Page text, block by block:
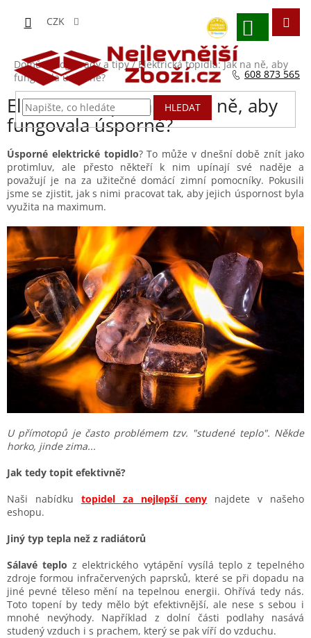
obsah
CZK
HLEDAT
NÁKUPNÍ
KOŠÍK
Domů / Blog - rady a tipy / Elektrická topidla: Jak na ně, aby
fungovala úsporně?
Elektrická topidla: Jak na ně, aby
fungovala úsporně?
Úsporné elektrické topidlo? To může v dnešní době znít jako
protimluv, ale přesto někteří k nim upínají své naděje a
považují je na za užitečné domácí zimní pomocníky. Pokusili
jsme se zjistit, jak s nimi pracovat tak, aby jejich úspornost byla
využita na maximum.
U přímotopů je často problémem tzv. "studené teplo". Někde
horko, jinde zima...
Jak tedy topit efektivně?
Naši nabídku topidel za nejlepší ceny najdete v našeho
eshopu.
Jiný typ tepla než z radiátorů
Sálavé teplo z elektrického vytápění vysílá teplo z tepelného
zdroje formou infračervených paprsků, které se při dopadu na
jiné pevné těleso mění na tepelnou energii. Ohřívá tedy nás.
Toto topení by tedy mělo být efektivnější, ale nese s sebou i
mnohé nevýhody. Například z dolní části podlahy nasává
studený vzduch i s prachem, který se pak víří do vzduchu.
608 873 565